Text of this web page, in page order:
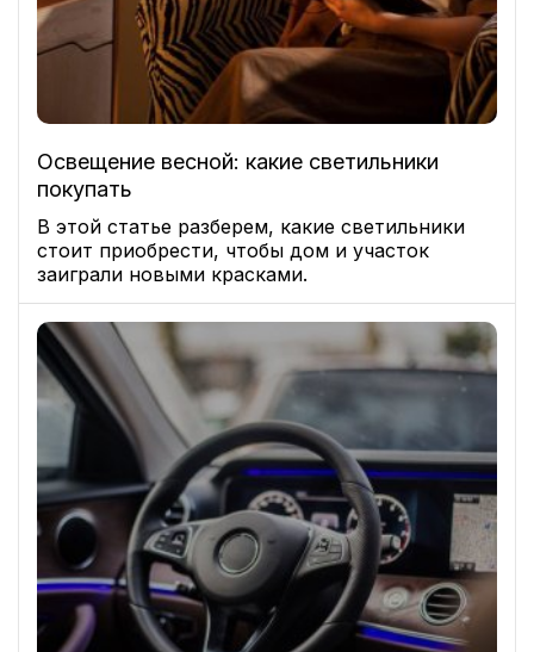
Освещение весной: какие светильники
покупать
В этой статье разберем, какие светильники
стоит приобрести, чтобы дом и участок
заиграли новыми красками.